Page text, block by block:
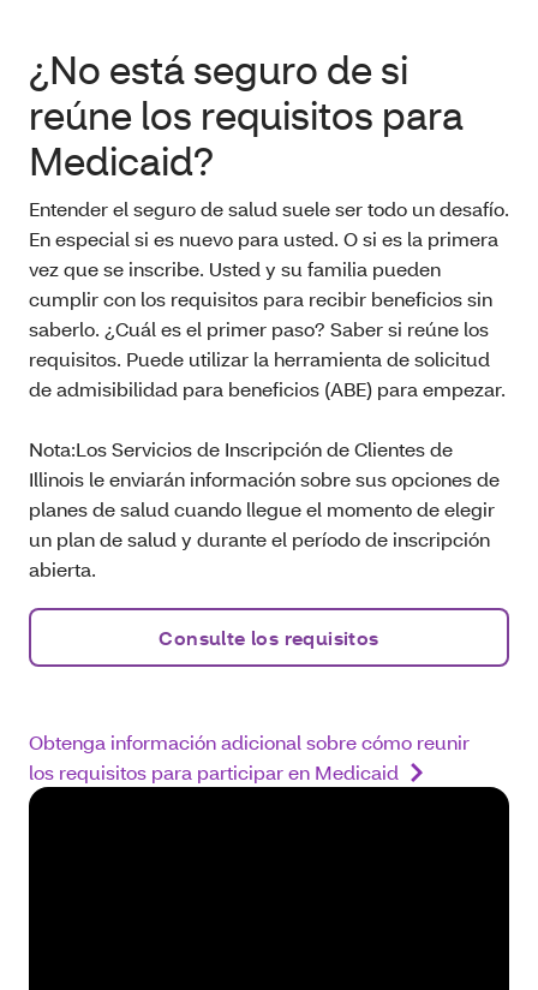
¿No está seguro de si
reúne los requisitos para
Medicaid?
Entender el seguro de salud suele ser todo un desafío.
En especial si es nuevo para usted. O si es la primera
vez que se inscribe. Usted y su familia pueden
cumplir con los requisitos para recibir beneficios sin
saberlo. ¿Cuál es el primer paso? Saber si reúne los
requisitos. Puede utilizar la herramienta de solicitud
de admisibilidad para beneficios (ABE) para empezar.
Nota:Los Servicios de Inscripción de Clientes de
Illinois le enviarán información sobre sus opciones de
planes de salud cuando llegue el momento de elegir
un plan de salud y durante el período de inscripción
abierta.
Consulte los requisitos
Obtenga información adicional sobre cómo reunir
los requisitos para participar en Medicaid